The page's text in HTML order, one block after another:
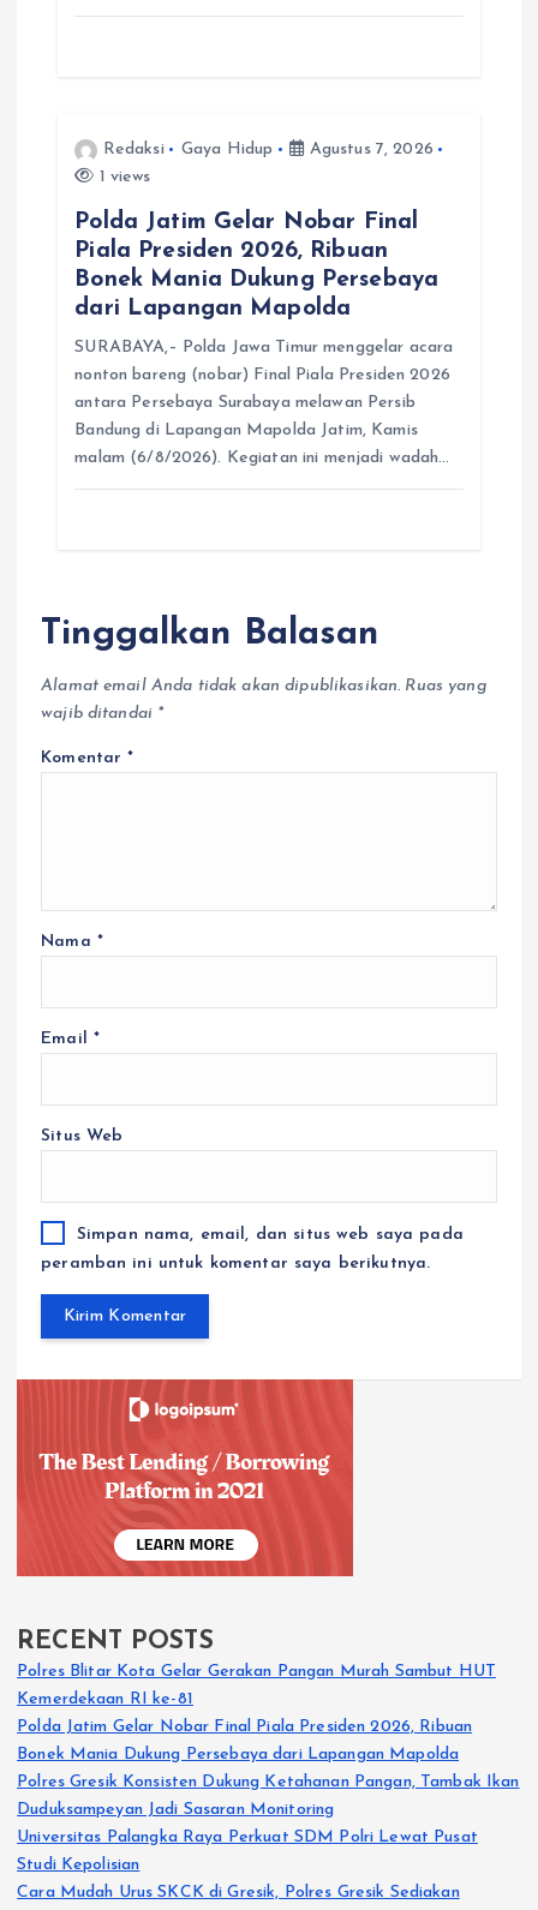
Redaksi Gaya Hidup
Agustus 7, 2026
1 views
Polda Jatim Gelar Nobar Final
Piala Presiden 2026, Ribuan
Bonek Mania Dukung Persebaya
dari Lapangan Mapolda
SURABAYA,– Polda Jawa Timur menggelar acara
nonton bareng (nobar) Final Piala Presiden 2026
antara Persebaya Surabaya melawan Persib
Bandung di Lapangan Mapolda Jatim, Kamis
malam (6/8/2026). Kegiatan ini menjadi wadah…
Tinggalkan Balasan
Alamat email Anda tidak akan dipublikasikan. Ruas yang
wajib ditandai *
Komentar*
Nama *
Email *
Situs Web
Simpan nama, email, dan situs web saya pada
peramban ini untuk komentar saya berikutnya.
RECENT POSTS
Polres Blitar Kota Gelar Gerakan Pangan Murah Sambut HUT
Kemerdekaan RI ke-81
Polda Jatim Gelar Nobar Final Piala Presiden 2026, Ribuan
Bonek Mania Dukung Persebaya dari Lapangan Mapolda
Polres Gresik Konsisten Dukung Ketahanan Pangan, Tambak Ikan
Duduksampeyan Jadi Sasaran Monitoring
Universitas Palangka Raya Perkuat SDM Polri Lewat Pusat
Studi Kepolisian
Cara Mudah Urus SKCK di Gresik, Polres Gresik Sediakan